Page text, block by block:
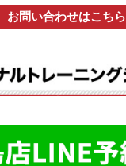
お問い合わせはこちら